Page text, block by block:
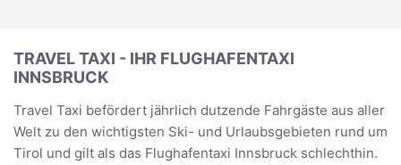
TRAVEL TAXI - IHR FLUGHAFENTAXI
INNSBRUCK
Travel Taxi befördert jährlich dutzende Fahrgäste aus aller
Welt zu den wichtigsten Ski- und Urlaubsgebieten rund um
Tirol und gilt als das Flughafentaxi Innsbruck schlechthin.